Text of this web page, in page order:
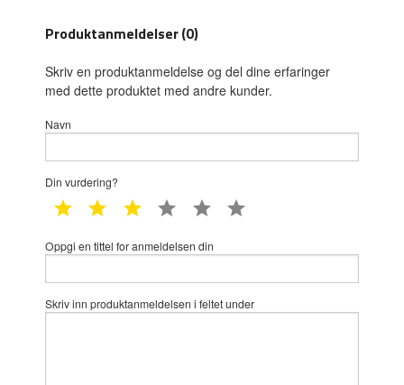
Produktanmeldelser (0)
Skriv en produktanmeldelse og del dine erfaringer
med dette produktet med andre kunder.
Navn
Din vurdering?
1 star 2 star 3 star 4 star 5 star
Oppgi en tittel for anmeldelsen din
Skriv inn produktanmeldelsen i feltet under